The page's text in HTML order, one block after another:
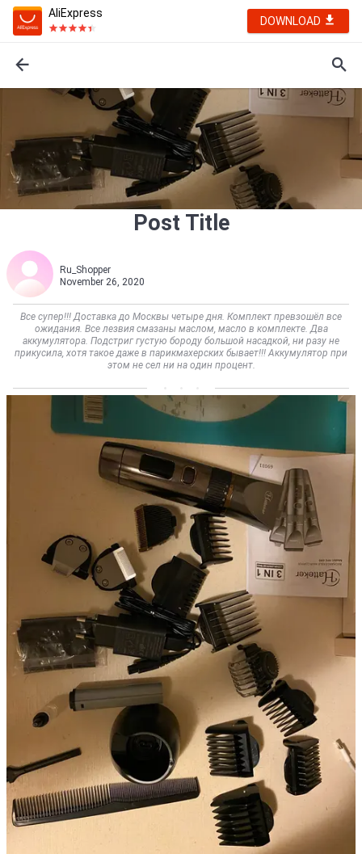
AliExpress
DOWNLOAD
Post Title
Ru_Shopper
November 26, 2020
Все супер!!! Доставка до Москвы четыре дня. Комплект превзошёл все
ожидания. Все лезвия смазаны маслом, масло в комплекте. Два
аккумулятора. Подстриг густую бороду большой насадкой, ни разу не
прикусила, хотя такое даже в парикмахерских бывает!!! Аккумулятор при
этом не сел ни на один процент.